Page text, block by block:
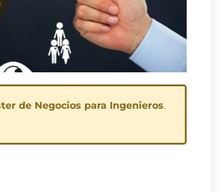
de Negocios para Ingenieros.